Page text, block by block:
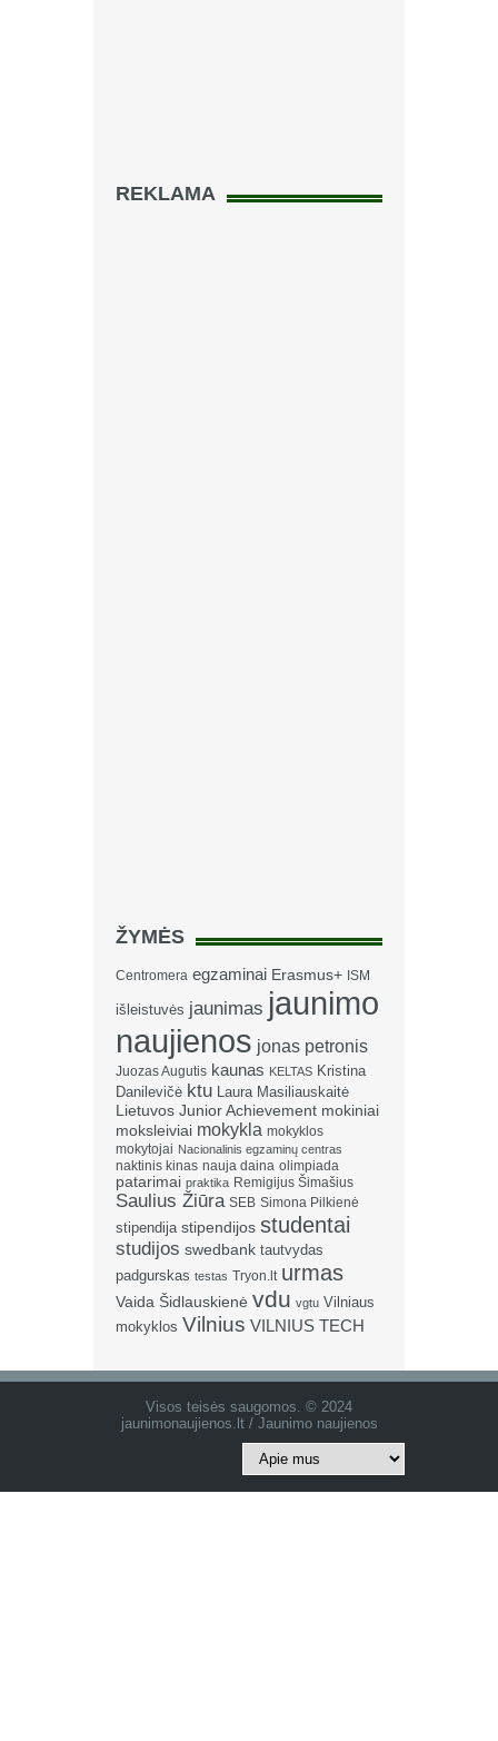
REKLAMA
ŽYMĖS
Centromera egzaminai Erasmus+ ISM
išleistuvės jaunimas jaunimo
naujienos jonas petronis
Juozas Augutis kaunas KELTAS Kristina
Danilevičė ktu Laura Masiliauskaitė
Lietuvos Junior Achievement mokiniai
moksleiviai mokykla mokyklos
mokytojai Nacionalinis egzaminų centras
naktinis kinas nauja daina olimpiada
patarimai praktika Remigijus Šimašius
Saulius Žiūra SEB Simona Pilkienė
stipendija stipendijos studentai
studijos swedbank tautvydas
padgurskas testas Tryon.lt urmas
Vaida Šidlauskienė vdu vgtu Vilniaus
mokyklos Vilnius VILNIUS TECH
Visos teisės saugomos. © 2024
jaunimonaujienos.lt / Jaunimo naujienos